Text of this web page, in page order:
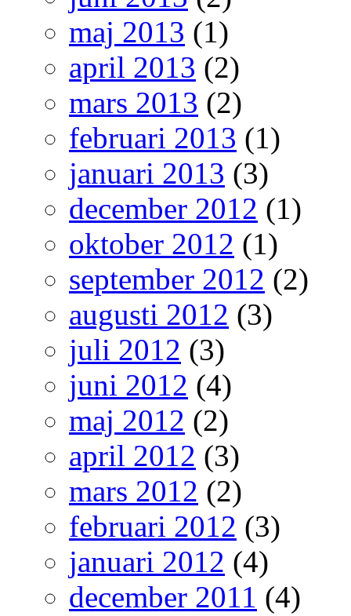
maj 2013 (1)
april 2013 (2)
mars 2013 (2)
februari 2013 (1)
januari 2013 (3)
december 2012 (1)
oktober 2012 (1)
september 2012 (2)
augusti 2012 (3)
juli 2012 (3)
juni 2012 (4)
maj 2012 (2)
april 2012 (3)
mars 2012 (2)
februari 2012 (3)
januari 2012 (4)
december 2011 (4)